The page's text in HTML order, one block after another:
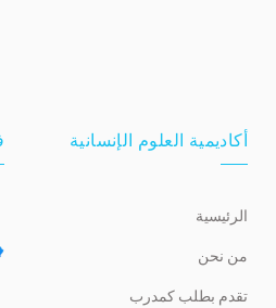
أكاديمية العلوم الإنسانية
الرئيسية
من نحن
تقدم بطلب كمدرب